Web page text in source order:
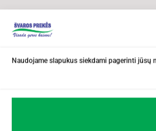
Naudojame slapukus siekdami pagerinti